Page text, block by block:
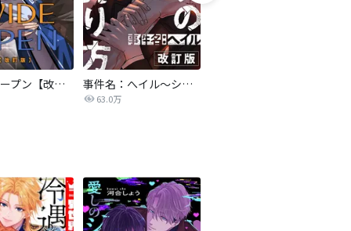
ワイドオープン【改訂版】 事件名：へイル～シャチの狩り方～【改訂版】
63.0万